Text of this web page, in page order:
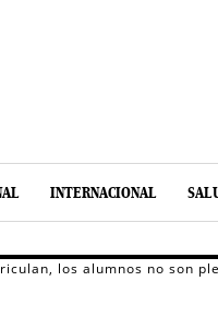
INTERNACIONAL
los alumnos no son